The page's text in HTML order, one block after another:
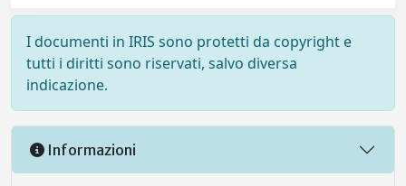
I documenti in IRIS sono protetti da copyright e
tutti i diritti sono riservati, salvo diversa
indicazione.
Informazioni